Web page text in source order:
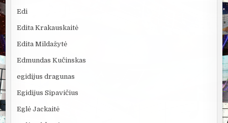
Edi
Edita Krakauskaitė
Edita Mildažytė
Edmundas Kučinskas
egidijus dragunas
Egidijus Sipavičius
Eglė Jackaitė